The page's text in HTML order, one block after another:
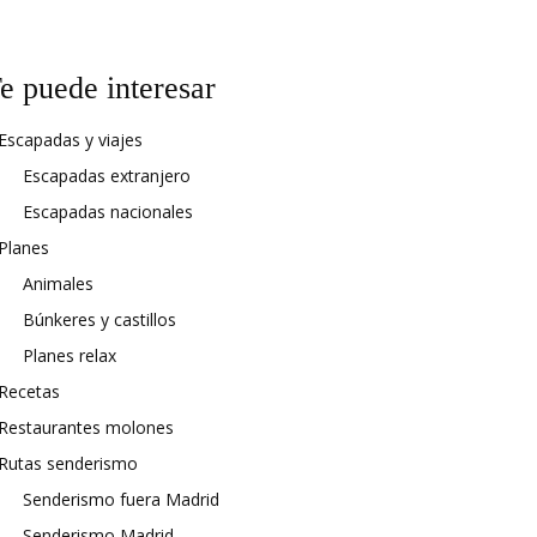
puede interesar
y viajes
Escapadas extranjero
Escapadas nacionales
Animales
Búnkeres y castillos
Planes relax
molones
senderismo
Senderismo fuera Madrid